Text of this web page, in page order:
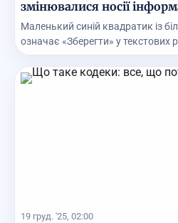
змінювалися носії
Маленький синій квадратик із
означає «Зберегти» у текстових
19 груд. '25, 02:00